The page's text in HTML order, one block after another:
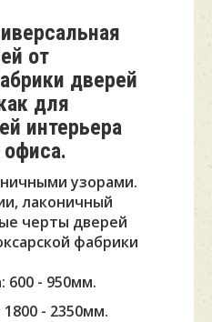
от
дверей
для
интерьера
узорами.
лаконичный
черты дверей
фабрики
600 - 950мм.
- 2350мм.